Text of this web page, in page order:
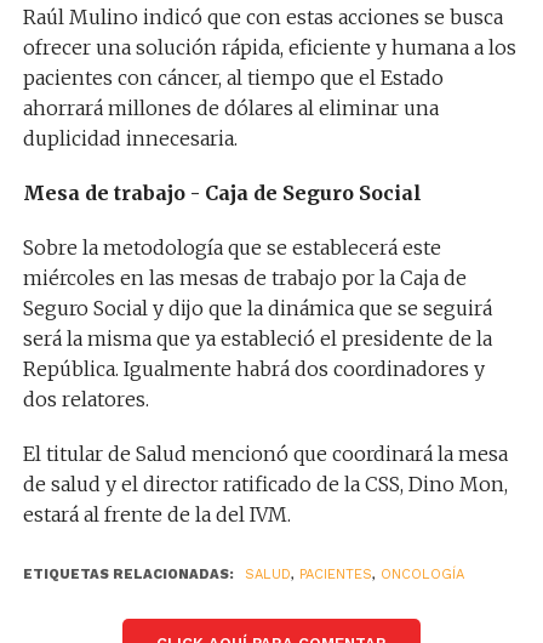
Raúl Mulino indicó que con estas acciones se busca
ofrecer una solución rápida, eficiente y humana a los
pacientes con cáncer, al tiempo que el Estado
ahorrará millones de dólares al eliminar una
duplicidad innecesaria.
Mesa de trabajo - Caja de Seguro Social
Sobre la metodología que se establecerá este
miércoles en las mesas de trabajo por la Caja de
Seguro Social y dijo que la dinámica que se seguirá
será la misma que ya estableció el presidente de la
República. Igualmente habrá dos coordinadores y
dos relatores.
El titular de Salud mencionó que coordinará la mesa
de salud y el director ratificado de la CSS, Dino Mon,
estará al frente de la del IVM.
ETIQUETAS RELACIONADAS: SALUD, PACIENTES, ONCOLOGÍA